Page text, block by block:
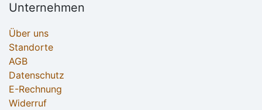
Unternehmen
Über uns
Standorte
AGB
Datenschutz
E-Rechnung
Widerruf